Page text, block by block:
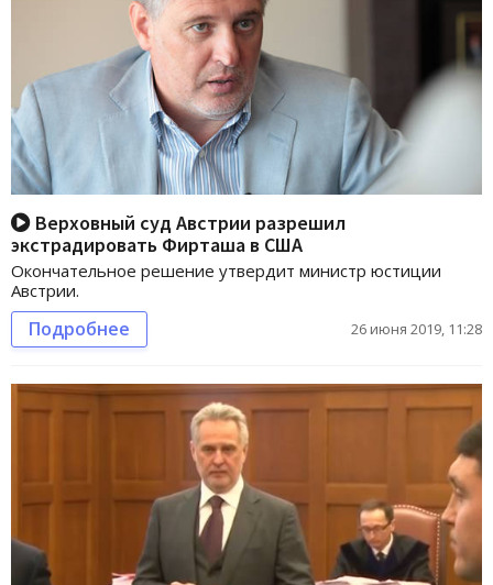
Верховный суд Австрии разрешил
экстрадировать Фирташа в США
Окончательное решение утвердит министр юстиции
Австрии.
Подробнее 26 июня 2019, 11:28